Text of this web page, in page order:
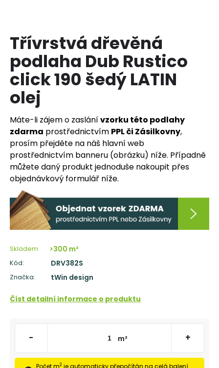
Třívrstvá dřevěná
podlaha Dub Rustico
click 190 šedý LATIN
olej
Máte-li zájem o zaslánívzorku této podlahy
zdarma prostřednictvím PPL či Zásilkovny,
prosím přejděte na náš hlavní web
prostřednictvím banneru (obrázku) níže. Případně
můžete daný produkt jednoduše nakoupit přes
objednávkový formulář níže.
Skladem >300 m²
Kód: DRV382S
Značka: tWin design
Číst detailní informace o produktu
- m² +
Počet m2 je automaticky přepočítán na celá balení
í
t
?
D
o
p
r
u
č
u
e
m
e
TŘÍVRSTVÁ
DŘEVĚNÁ
SUPERRUSTIC